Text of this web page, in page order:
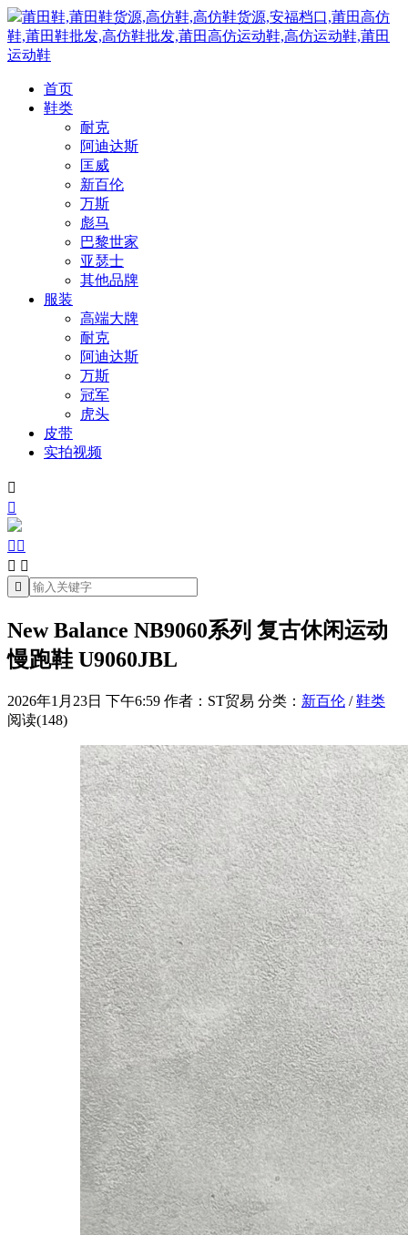
莆田鞋,莆田鞋货源,高仿鞋,高仿鞋货源,安福档口,莆田高仿
鞋,莆田鞋批发,高仿鞋批发,莆田高仿运动鞋,高仿运动鞋,莆田
运动鞋
首页
鞋类
耐克
阿迪达斯
匡威
新百伦
万斯
彪马
巴黎世家
亚瑟士
其他品牌
服装
高端大牌
耐克
阿迪达斯
万斯
冠军
虎头
皮带
实拍视频


 
 

New Balance NB9060系列 复古休闲运动
慢跑鞋 U9060JBL
2026年1月23日 下午6:59 作者：ST贸易 分类： 新百伦 /鞋类
阅读(148)